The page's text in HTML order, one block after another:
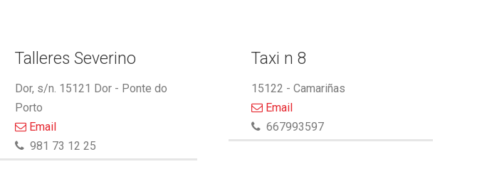
Talleres Severino
Dor, s/n. 15121 Dor - Ponte do
Porto
Email
981 73 12 25
Taxi n 8
15122 - Camariñas
Email
667993597